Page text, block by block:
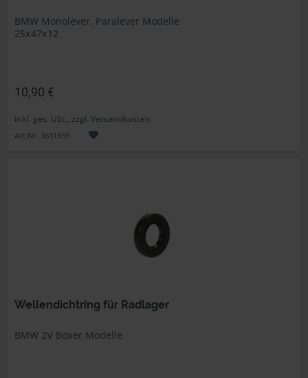
BMW Monolever, Paralever Modelle
25x47x12
10,90 €
inkl. ges. USt., zzgl. Versandkosten
Art.Nr. 3631859
Wellendichtring für Radlager
BMW 2V Boxer Modelle